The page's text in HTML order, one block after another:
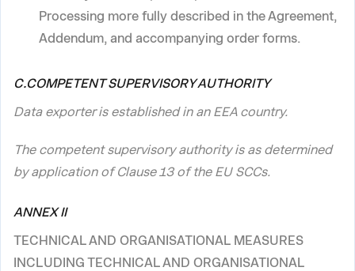
Processing more fully described in the Agreement,
Addendum, and accompanying order forms.
C.COMPETENT SUPERVISORY AUTHORITY
Data exporter is established in an EEA country.
The competent supervisory authority is as determined
by application of Clause 13 of the EU SCCs.
ANNEX II
TECHNICAL AND ORGANISATIONAL MEASURES
INCLUDING TECHNICAL AND ORGANISATIONAL